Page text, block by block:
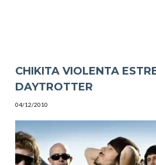
CHIKITA VIOLENTA
DAYTROTTER
04/12/2010